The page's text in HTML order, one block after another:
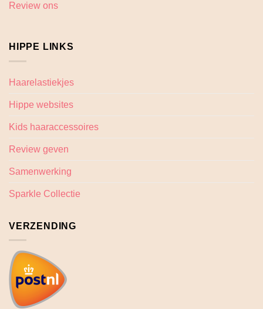
Review ons
HIPPE LINKS
Haarelastiekjes
Hippe websites
Kids haaraccessoires
Review geven
Samenwerking
Sparkle Collectie
VERZENDING